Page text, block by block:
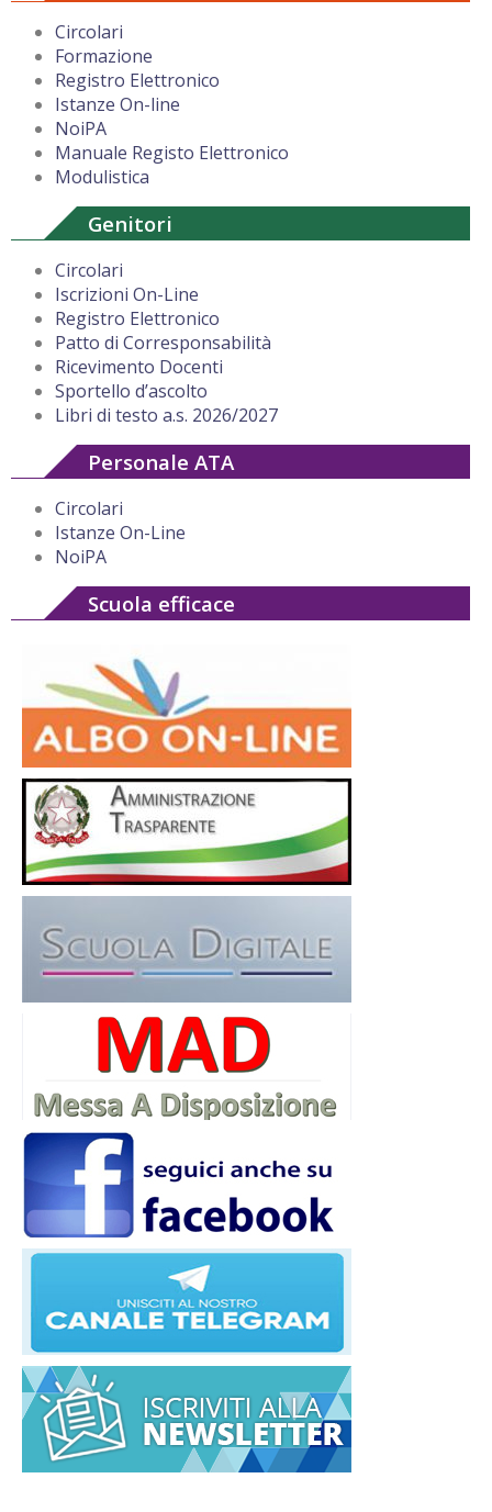
Circolari
Formazione
Registro Elettronico
Istanze On-line
NoiPA
Manuale Registo Elettronico
Modulistica
Genitori
Circolari
Iscrizioni On-Line
Registro Elettronico
Patto di Corresponsabilità
Ricevimento Docenti
Sportello d’ascolto
Libri di testo a.s. 2026/2027
Personale ATA
Circolari
Istanze On-Line
NoiPA
Scuola efficace